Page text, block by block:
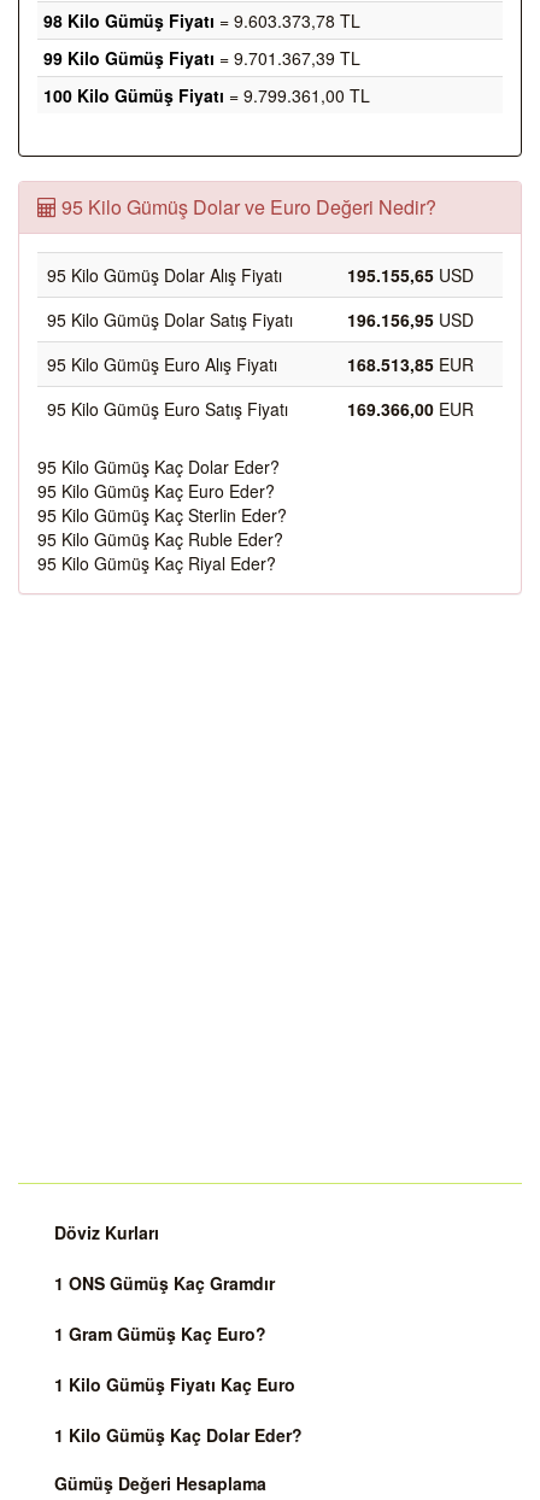
98 Kilo Gümüş Fiyatı = 9.603.373,78 TL
99 Kilo Gümüş Fiyatı = 9.701.367,39 TL
100 Kilo Gümüş Fiyatı = 9.799.361,00 TL
95 Kilo Gümüş Dolar ve Euro Değeri Nedir?
95 Kilo Gümüş Dolar Alış Fiyatı 195.155,65 USD
95 Kilo Gümüş Dolar Satış Fiyatı
196.156,95 USD
95 Kilo Gümüş Euro Alış Fiyatı
168.513,85 EUR
95 Kilo Gümüş Euro Satış Fiyatı
169.366,00 EUR
95 Kilo Gümüş Kaç Dolar Eder?
95 Kilo Gümüş Kaç Euro Eder?
95 Kilo Gümüş Kaç Sterlin Eder?
95 Kilo Gümüş Kaç Ruble Eder?
95 Kilo Gümüş Kaç Riyal Eder?
Döviz Kurları
1 ONS Gümüş Kaç Gramdır
1 Gram Gümüş Kaç Euro?
1 Kilo Gümüş Fiyatı Kaç Euro
1 Kilo Gümüş Kaç Dolar Eder?
Gümüş Değeri Hesaplama